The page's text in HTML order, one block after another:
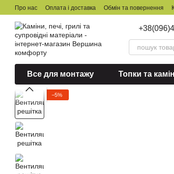
Перейти до основного контенту
Про нас Оплата і доставка Обмін та повернення
Все для монтажу Топки та
−5%